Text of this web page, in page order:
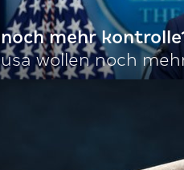
noch mehr
usa wollen noch